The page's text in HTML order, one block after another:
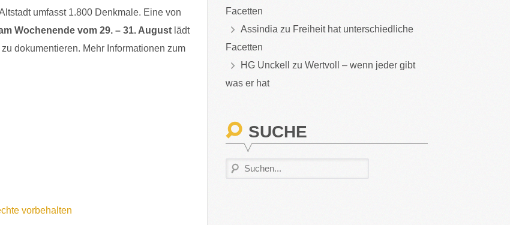
umfasst 1.800 Denkmale. Eine von
Wochenende vom 29. – 31. August lädt
dokumentieren. Mehr Informationen zum
vorbehalten
Facetten
Assindia zu Freiheit hat unterschiedliche
Facetten
HG Unckell
zu Wertvoll – wenn jeder gibt
was er hat
SUCHE